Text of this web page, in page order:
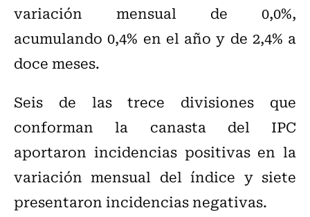
variación mensual de 0,0%,
acumulando 0,4% en el año y de 2,4% a
doce meses.
Seis de las trece divisiones que
conforman la canasta del IPC
aportaron incidencias positivas en la
variación mensual del índice y siete
presentaron incidencias negativas.